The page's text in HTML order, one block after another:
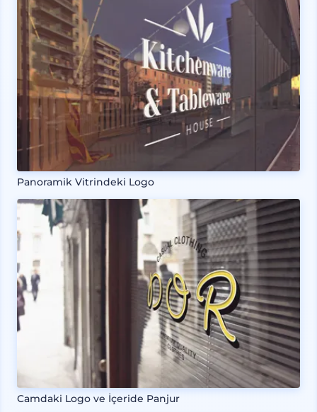
Panoramik Vitrindeki Logo
Camdaki Logo ve İçeride Panjur